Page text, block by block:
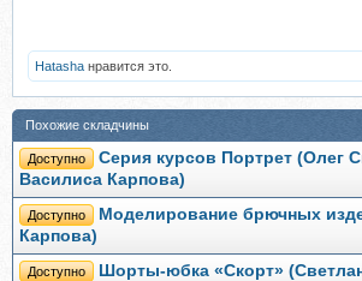
Hatasha нравится это.
Похожие складчины
Доступно
Серия курсов Портрет (Олег
Василиса Карпова)
Доступно
Моделирование брючных
Карпова)
Доступно Шорты-юбка «Скорт»